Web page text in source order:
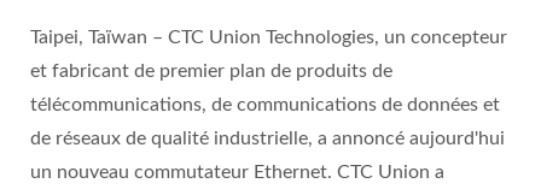
Taipei, Taïwan – CTC Union Technologies, un concepteur
et fabricant de premier plan de produits de
télécommunications, de communications de données et
de réseaux de qualité industrielle, a annoncé aujourd'hui
un nouveau commutateur Ethernet. CTC Union a